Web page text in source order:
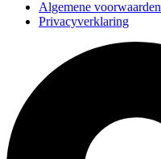
Algemene voorwaarden
Privacyverklaring